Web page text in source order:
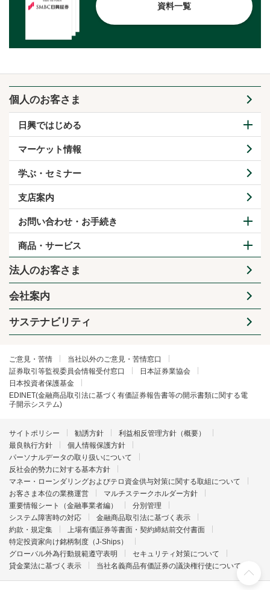
資料一覧
個人のお客さま
日興ではじめる
マーケット情報
学ぶ・セミナー
支店案内
お問い合わせ・お手続き
商品・サービス
法人のお客さま
会社案内
サステナビリティ
ご意見・苦情
当社以外のご意見・苦情窓口
証券取引等監視委員会情報受付窓口
日本証券業協会
日本投資者保護基金
EDINET(金融商品取引法に基づく有価証券報告書等の開示書類に関する電
子開示システム)
サイトポリシー 勧誘方針
利益相反管理方針（概要）
最良執行方針
個人情報保護方針
パーソナルデータの取り扱いについて
反社会的勢力に対する基本方針
マネー・ローンダリングおよびテロ資金供与対策に関する取組について
お客さま本位の業務運営
マルチステークホルダー方針
重要情報シート（金融事業者編）
分別管理
システム障害時の対応
金融商品取引法に基づく表示
約款・規定集
上場有価証券等書面・契約締結前交付書面
特定投資家向け銘柄制度（J-Ships）
グローバル外為行動規範遵守表明
セキュリティ対策について
貸金業法に基づく表示
当社名義商品有価証券の議決権行使について